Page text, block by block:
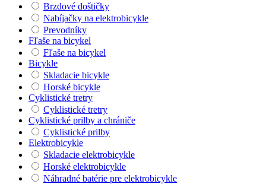
Brzdové doštičky
Nabíjačky na elektrobicykle
Prevodníky
Fľaše na bicykel
Fľaše na bicykel
Bicykle
Skladacie bicykle
Horské bicykle
Cyklistické tretry
Cyklistické tretry
Cyklistické prilby a chrániče
Cyklistické prilby
Elektrobicykle
Skladacie elektrobicykle
Horské elektrobicykle
Náhradné batérie pre elektrobicykle